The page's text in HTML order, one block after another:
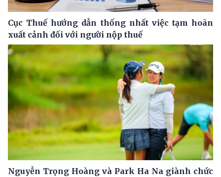
Cục Thuế hướng dẫn thống nhất việc tạm hoãn
xuất cảnh đối với người nộp thuế
Nguyễn Trọng Hoàng và Park Ha Na giành chức